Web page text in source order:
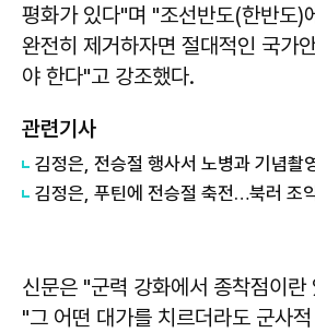
평화가 있다"며 "조선반도(한반도)
완전히 제거하자면 절대적인 국가
야 한다"고 강조했다.
관련기사
김정은, 푸틴에 전승절 축전…북러 조
신문은 "군력 강화에서 종착점이란
"그 어떤 대가를 치르더라도 군사